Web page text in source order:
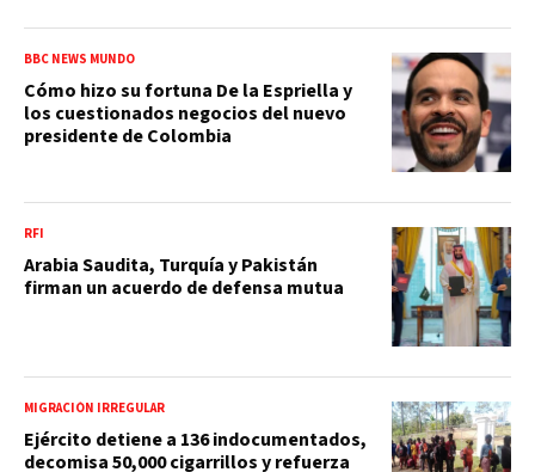
BBC NEWS MUNDO
Cómo hizo su fortuna De la Espriella y
los cuestionados negocios del nuevo
presidente de Colombia
RFI
Arabia Saudita, Turquía y Pakistán
firman un acuerdo de defensa mutua
MIGRACIÓN IRREGULAR
Ejército detiene a 136 indocumentados,
decomisa 50,000 cigarrillos y refuerza